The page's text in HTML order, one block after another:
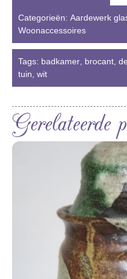
Categorieën: Aardewerk
Woonaccessoires
Tags: badkamer brocant
tuin wit
Gerelateerde